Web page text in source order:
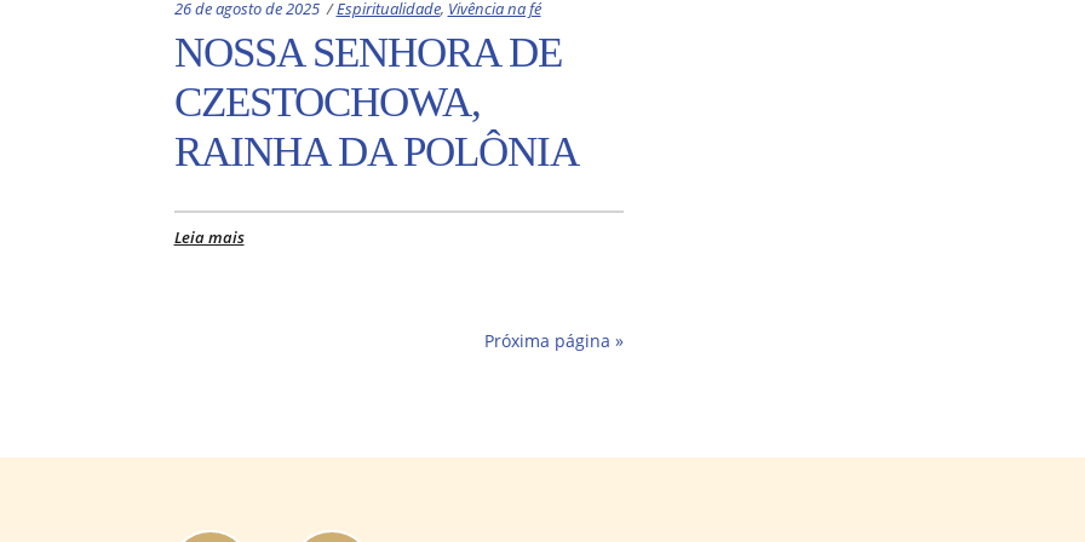
26 de agosto de 2025 Espiritualidade, Vivência na fé
NOSSA SENHORA DE
CZESTOCHOWA,
RAINHA DA POLÔNIA
Leia mais
Próxima página »